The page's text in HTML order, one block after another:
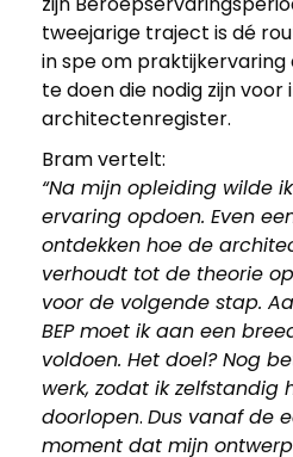
tweejarige traject is dé
in spe om
te doen die nodig zijn voor
architectenregister.
Bram vertelt:
“Na mijn opleiding wilde
ervaring opdoen. Even
ontdekken hoe de
verhoudt tot de theorie
voor de volgende stap.
BEP moet ik aan een
voldoen. Het doel? Nog
werk, zodat ik zelfstandig
doorlopen. Dus vanaf de
moment dat mijn